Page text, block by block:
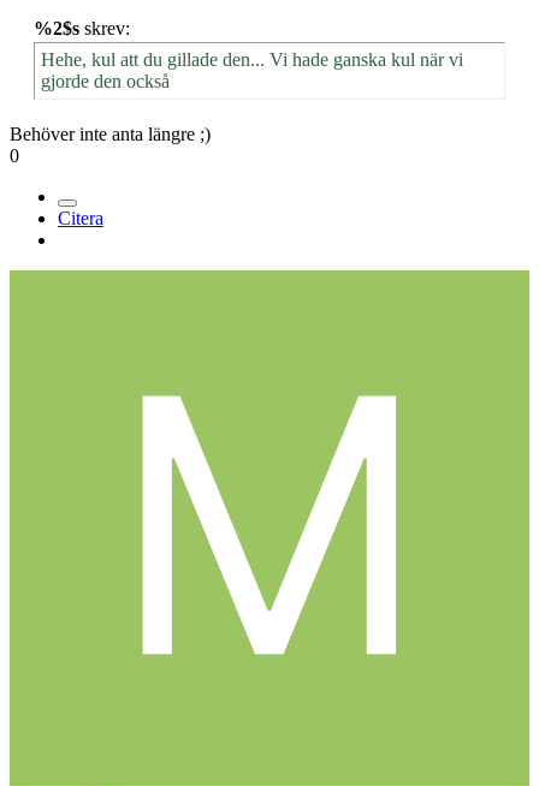
%2$s skrev:
Hehe, kul att du gillade den... Vi hade ganska kul när vi
gjorde den också
Behöver inte anta längre ;)
0
Citera